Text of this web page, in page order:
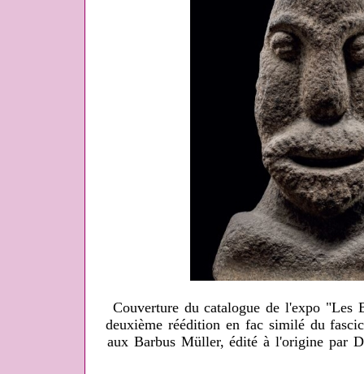
Couverture du catalogue de l'expo "Les
deuxième réédition en fac similé du
aux Barbus Müller, édité à l'origine par